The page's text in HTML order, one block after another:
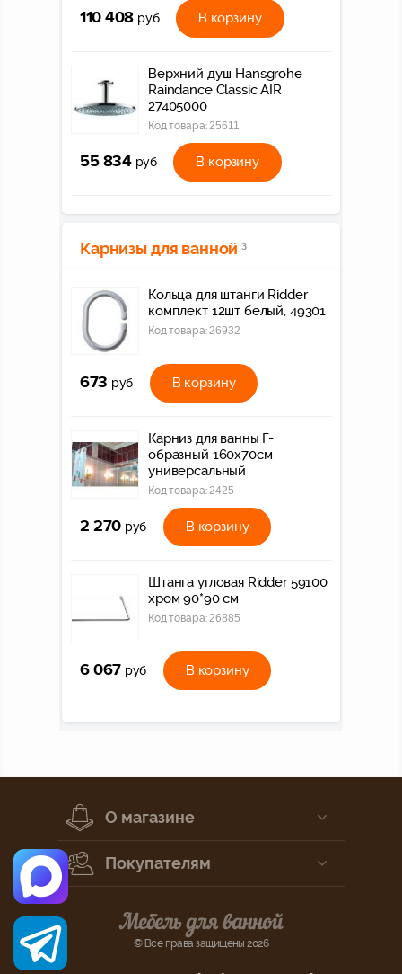
110 408 руб В корзину
Верхний душ Hansgrohe
Raindance Classic AIR
27405000
Код товара:25611
55 834 руб В корзину
Карнизы для ванной 3
Кольца для штанги Ridder
комплект 12шт белый, 49301
Код товара:26932
673 руб В корзину
Карниз для ванны Г-
образный 160x70см
универсальный
Код товара:2425
2 270 руб В корзину
Штанга угловая Ridder 59100
хром 90*90 см
Код товара:26885
6 067 руб В корзину
О магазине
Покупателям
© Все права защищены 2026